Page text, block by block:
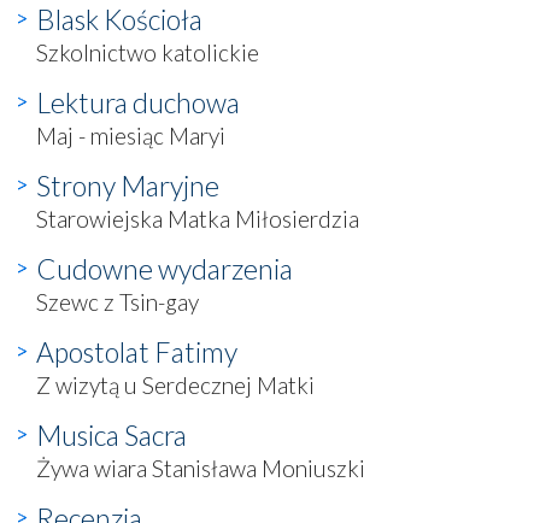
Blask Kościoła
Szkolnictwo katolickie
Lektura duchowa
Maj - miesiąc Maryi
Strony Maryjne
Starowiejska Matka Miłosierdzia
Cudowne wydarzenia
Szewc z Tsin-gay
Apostolat Fatimy
Z wizytą u Serdecznej Matki
Musica Sacra
Żywa wiara Stanisława Moniuszki